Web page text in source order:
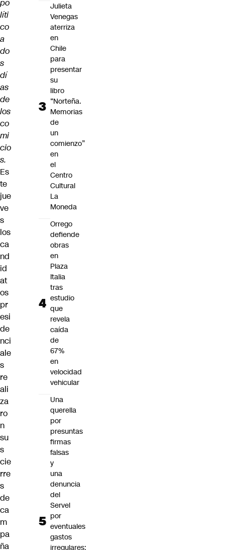
po
líti
co
a
do
s
dí
as
de
los
co
mi
cio
s.
Es
te
jue
ve
s
los
ca
nd
id
at
os
pr
esi
de
nci
ale
s
re
ali
za
ro
n
su
s
cie
rre
s
de
ca
m
pa
ña
Julieta
Venegas
aterriza
en
Chile
para
presentar
su
libro
“Norteña.
Memorias
de
un
comienzo”
en
el
Centro
Cultural
La
Moneda
Orrego
defiende
obras
en
Plaza
Italia
tras
estudio
que
revela
caída
de
67%
en
velocidad
vehicular
Una
querella
por
presuntas
firmas
falsas
y
una
denuncia
del
Servel
por
eventuales
gastos
irregulares: